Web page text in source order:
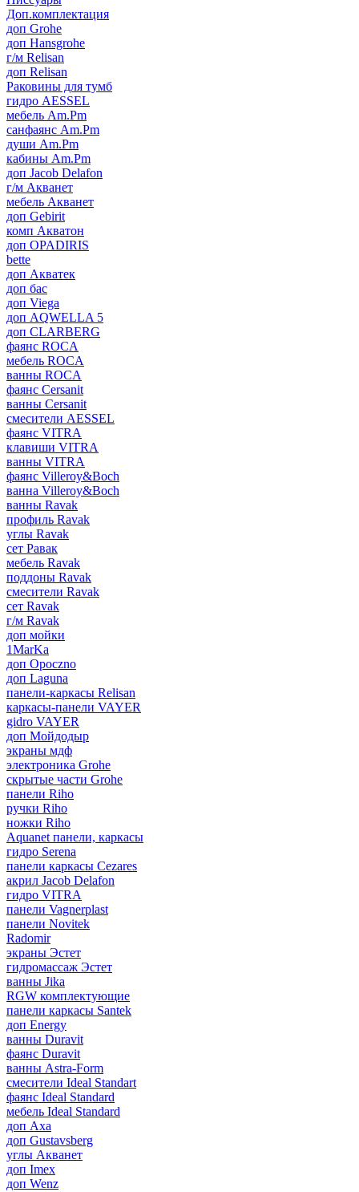
Доп.комплектация
доп Grohe
доп Hansgrohe
г/м Relisan
доп Relisan
Раковины для тумб
гидро AESSEL
мебель Am.Pm
санфаянс Am.Pm
души Am.Pm
кабины Am.Pm
доп Jacob Delafon
г/м Акванет
мебель Акванет
доп Gebirit
комп Акватон
доп OPADIRIS
bette
доп Акватек
доп бас
доп Viega
доп AQWELLA 5
доп CLARBERG
фаянс ROCA
мебель ROCA
ванны ROCA
фаянс Cersanit
ванны Cersanit
смесители AESSEL
фаянс VITRA
клавиши VITRA
ванны VITRA
фаянс Villeroy&Boch
ванна Villeroy&Boch
ванны Ravak
профиль Ravak
углы Ravak
сет Равак
мебель Ravak
поддоны Ravak
смесители Ravak
сет Ravak
г/м Ravak
доп мойки
1MarKa
доп Opoczno
доп Laguna
панели-каркасы Relisan
каркасы-панели VAYER
gidro VAYER
доп Мойдодыр
экраны мдф
электроника Grohe
скрытые части Grohe
панели Riho
ручки Riho
ножки Riho
Aquanet панели, каркасы
гидро Serena
панели каркасы Cezares
акрил Jacob Delafon
гидро VITRA
панели Vagnerplast
панели Novitek
Radomir
экраны Эстет
гидромассаж Эстет
ванны Jika
RGW комплектующие
панели каркасы Santek
доп Energy
ванны Duravit
фаянс Duravit
ванны Astra-Form
смесители Ideal Standart
фаянс Ideal Standard
мебель Ideal Standard
доп Axa
доп Gustavsberg
углы Акванет
доп Imex
доп Wenz